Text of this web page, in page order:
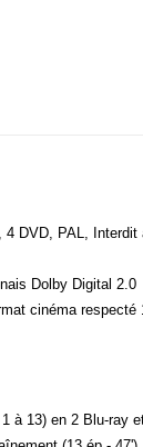
DVD, PAL, Interdit
Dolby Digital 2.0
cinéma
à 13) en 2 Blu-ray